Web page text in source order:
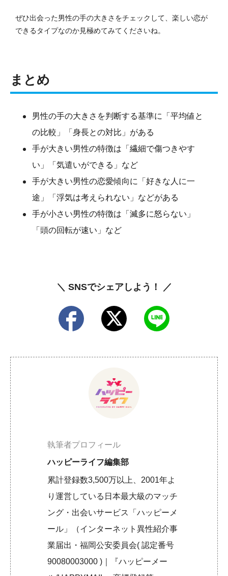
ぜひ出会った男性の手の大きさをチェックして、楽しい恋が
できるタイプなのか見極めてみてくださいね。
まとめ
男性の手の大きさを判断する基準に「平均値と
の比較」「身長との対比」がある
手が大きい男性の特徴は「繊細で傷つきやす
い」「気遣いができる」など
手が大きい男性の恋愛傾向に「好きな人に一
途」「浮気は考えられない」などがある
手が小さい男性の特徴は「滅多に怒らない」
「頭の回転が速い」など
＼ SNSでシェアしよう！ ／
執筆者プロフィール
ハッピーライフ編集部
累計登録数3,500万以上、2001年よ
り運営している日本最大級のマッチ
ング・出会いサービス「ハッピーメ
ール」（インターネット異性紹介事
業届出・福岡公安委員会( 認定番号
90080003000 )｜『ハッピーメー